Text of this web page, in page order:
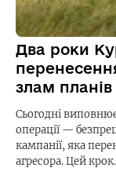
Два роки
злам
Сьогодні
операції —
кампанії, яка
агресора. Цей